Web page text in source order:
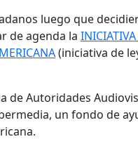
luego que
de agenda la
(iniciativa de
de Autoridades
un fondo de